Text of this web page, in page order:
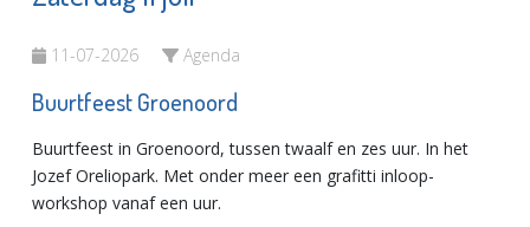
11-07-2026 Agenda
Buurtfeest Groenoord
Buurtfeest in Groenoord, tussen twaalf en zes uur. In het
Jozef Oreliopark. Met onder meer een grafitti inloop-
workshop vanaf een uur.